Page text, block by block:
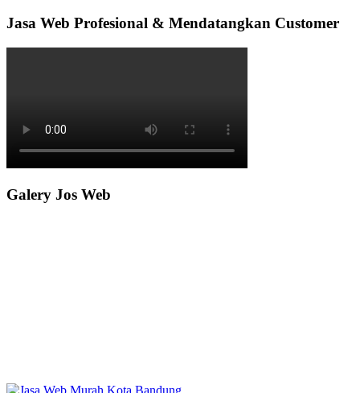
Jasa Web Profesional & Mendatangkan Customer
Galery Jos Web